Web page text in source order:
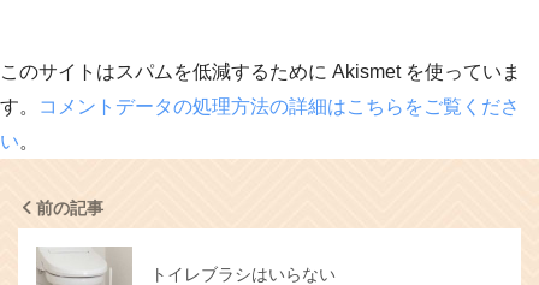
このサイトはスパムを低減するために Akismet を使っていま
す。
コメントデータの処理方法の詳細はこちらをご覧くださ
い。
前の記事
トイレブラシはいらない